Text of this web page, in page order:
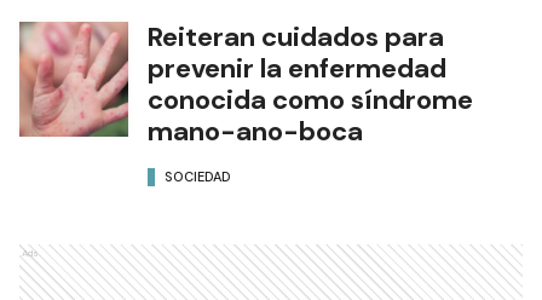
Reiteran cuidados para
prevenir la enfermedad
conocida como síndrome
mano-ano-boca
SOCIEDAD
Ads